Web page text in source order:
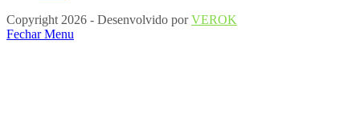
Copyright 2026 - Desenvolvido porVEROK
Fechar Menu